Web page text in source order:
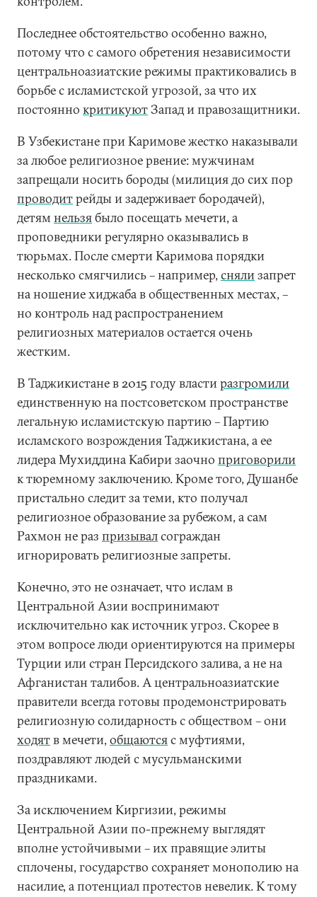
Последнее обстоятельство особенно важно,
потому что с самого обретения независимости
центральноазиатские режимы практиковались в
борьбе с исламистской угрозой, за что их
постоянно критикуютЗапад и правозащитники.
В Узбекистане при Каримове жестко наказывали
за любое религиозное рвение: мужчинам
запрещали носить бороды (милиция до сих пор
проводитрейды и задерживает бородачей),
детям нельзябыло посещать мечети, а
проповедники регулярно оказывались в
тюрьмах. После смерти Каримова порядки
несколько смягчились – например, снялизапрет
на ношение хиджаба в общественных местах, –
но контроль над распространением
религиозных материалов остается очень
жестким.
В Таджикистане в 2015 году властиразгромили
единственную на постсоветском пространстве
легальную исламистскую партию – Партию
исламского возрождения Таджикистана, а ее
лидера Мухиддина Кабири заочно приговорили
к тюремному заключению. Кроме того, Душанбе
пристально следит за теми, кто получал
религиозное образование за рубежом, а сам
Рахмон не раз призывалсограждан
игнорировать религиозные запреты.
Конечно, это не означает, что ислам в
Центральной Азии воспринимают
исключительно как источник угроз. Скорее в
этом вопросе люди ориентируются на примеры
Турции или стран Персидского залива, а не на
Афганистан талибов. А центральноазиатские
правители всегда готовы продемонстрировать
религиозную солидарность с обществом – они
ходятв мечети, общаютсяс муфтиями,
поздравляют людей с мусульманскими
праздниками.
За исключением Киргизии, режимы
Центральной Азии по-прежнему выглядят
вполне устойчивыми – их правящие элиты
сплочены, государство сохраняет монополию на
насилие, а потенциал протестов невелик. К тому